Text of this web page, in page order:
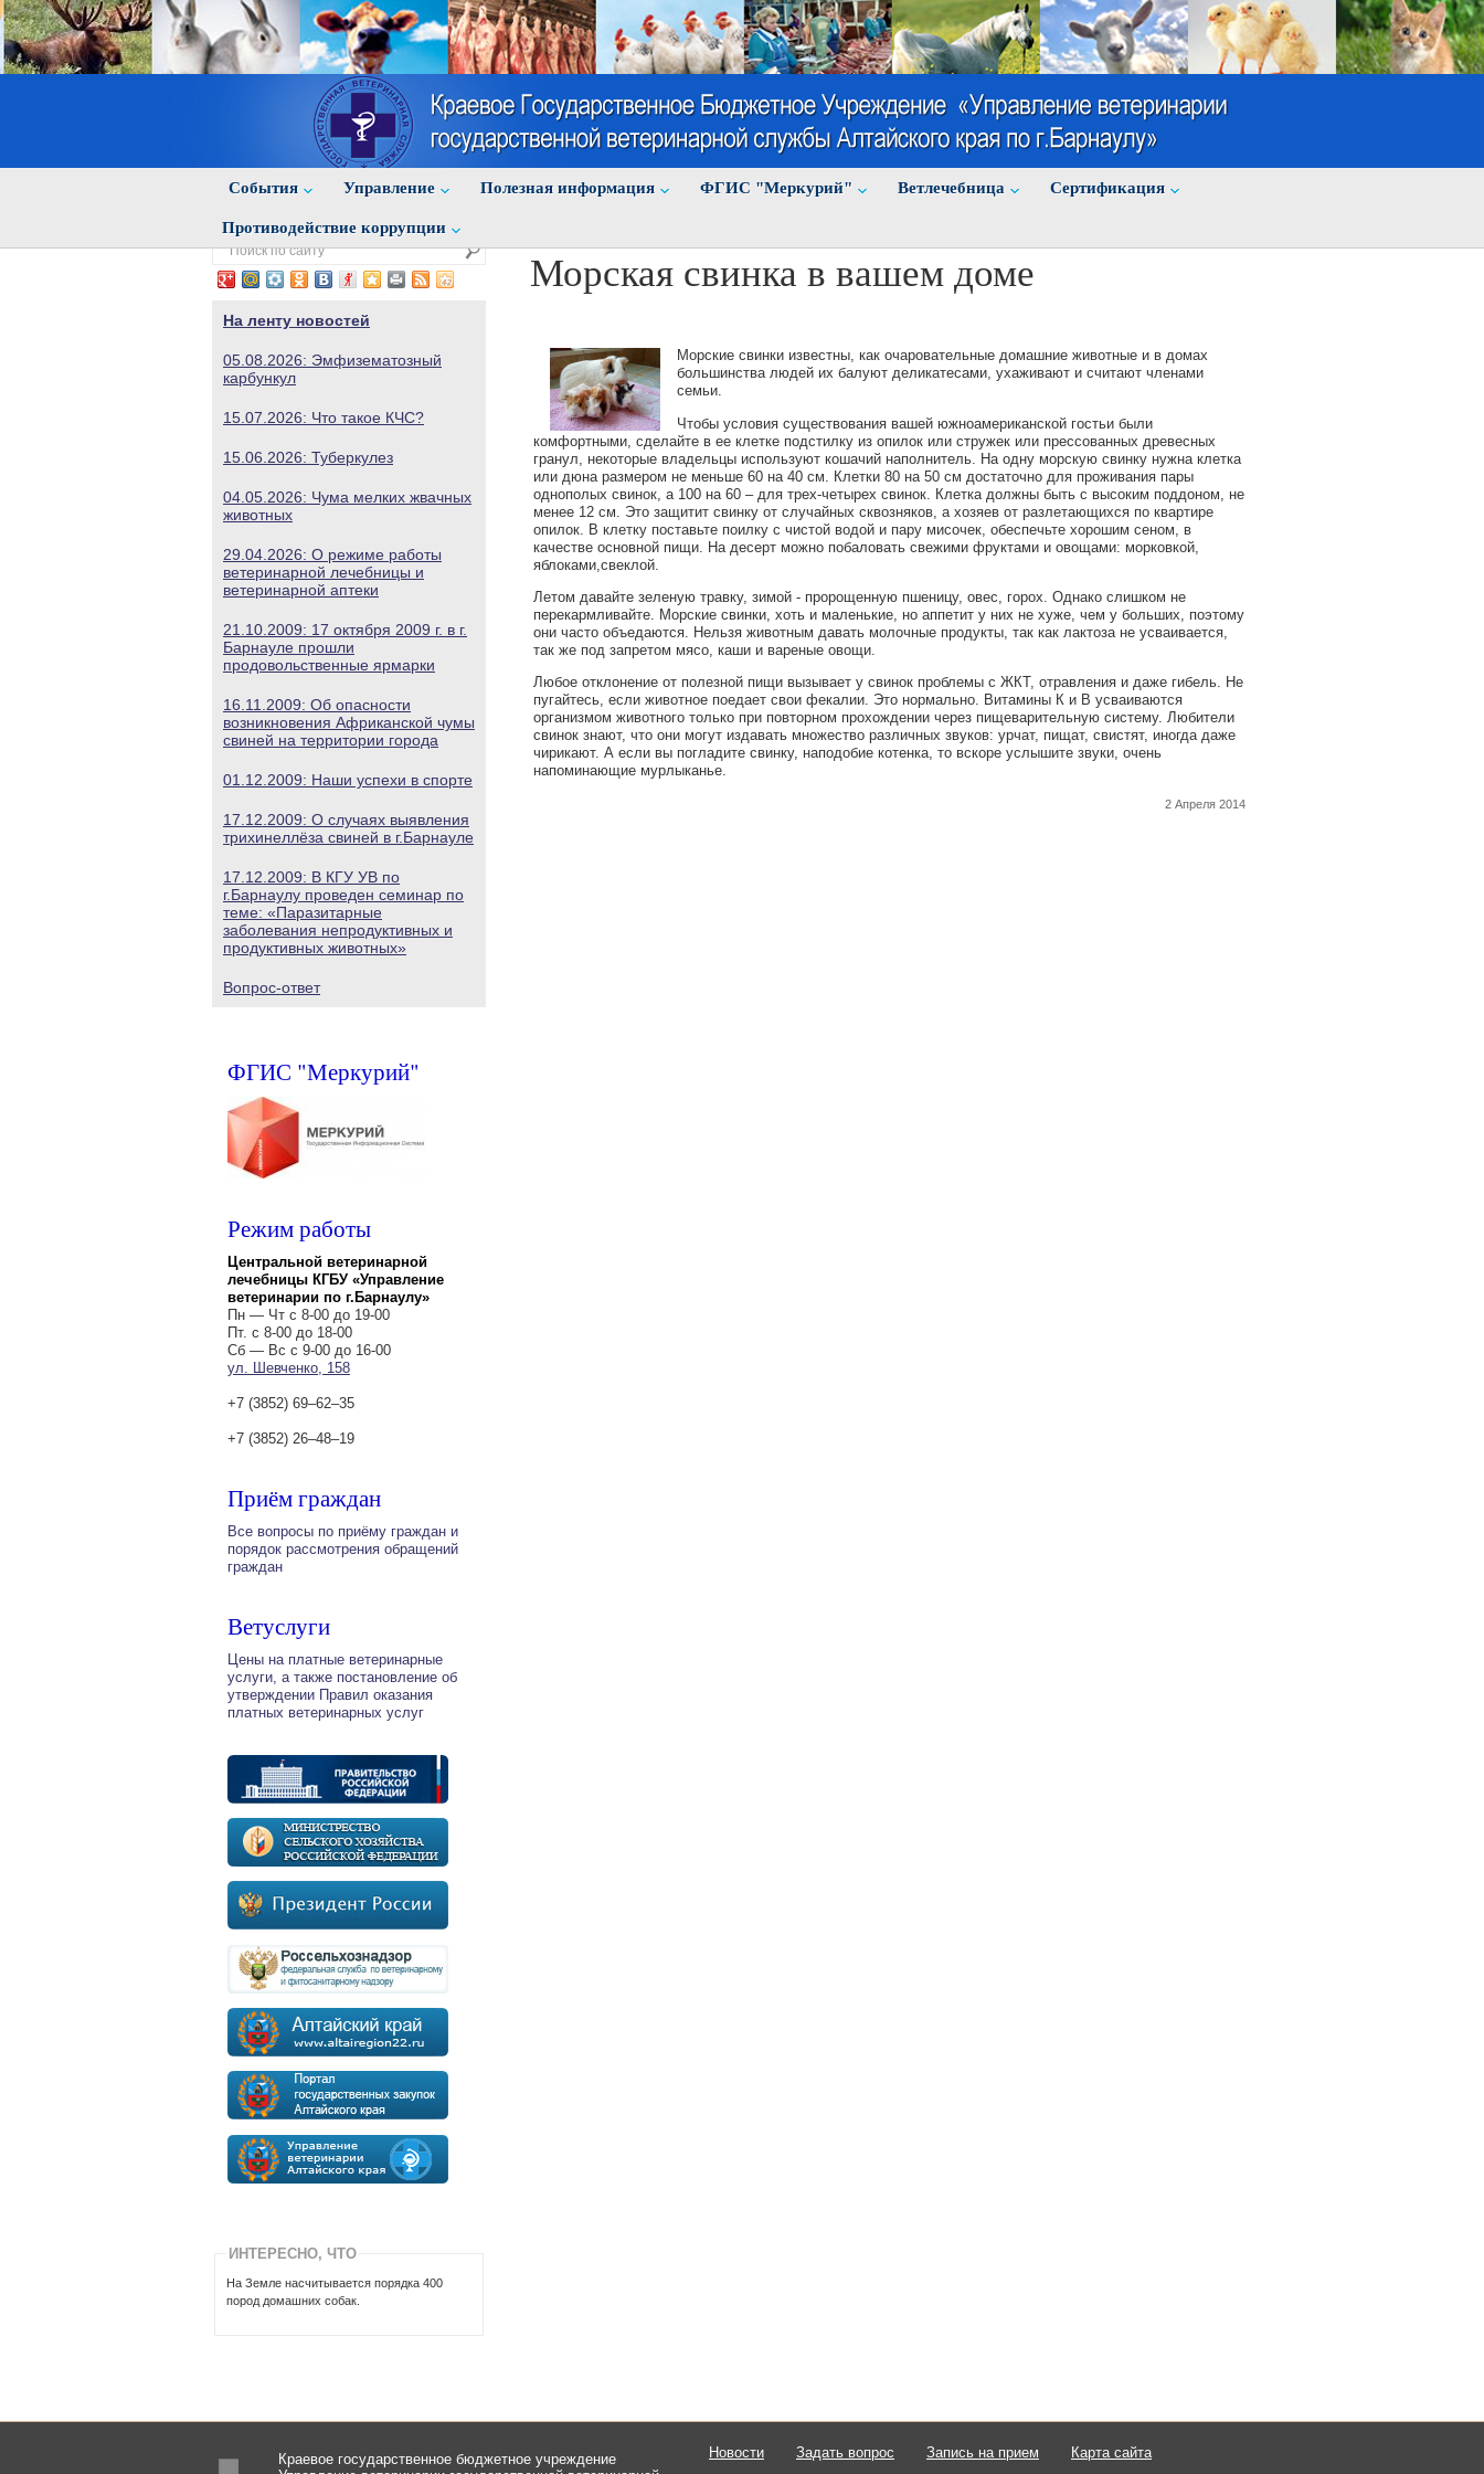
События Управление Полезная информация ФГИС "Меркурий" Ветлечебница Cертификация
Противодействие коррупции
На ленту новостей
05.08.2026: Эмфизематозный
карбункул
15.07.2026: Что такое КЧС?
15.06.2026: Туберкулез
04.05.2026: Чума мелких жвачных
животных
29.04.2026: О режиме работы
ветеринарной лечебницы и
ветеринарной аптеки
21.10.2009: 17 октября 2009 г. в г.
Барнауле прошли
продовольственные ярмарки
16.11.2009: Об опасности
возникновения Африканской чумы
свиней на территории города
01.12.2009: Наши успехи в спорте
17.12.2009: О случаях выявления
трихинеллёза свиней в г.Барнауле
17.12.2009: В КГУ УВ по
г.Барнаулу проведен семинар по
теме: «Паразитарные
заболевания непродуктивных и
продуктивных животных»
Вопрос-ответ
ФГИС "Меркурий"
Режим работы
Центральной ветеринарной
лечебницы КГБУ «Управление
ветеринарии по г.Барнаулу»
Пн — Чт с 8-00 до 19-00
Пт. с 8-00 до 18-00
Сб — Вс с 9-00 до 16-00
ул. Шевченко, 158
+7 (3852) 69‒62‒35
+7 (3852) 26‒48‒19
Приём граждан
Все вопросы по приёму граждан и
порядок рассмотрения обращений
граждан
Ветуслуги
Цены на платные ветеринарные
услуги, а также постановление об
утверждении Правил оказания
платных ветеринарных услуг
ИНТЕРЕСНО, ЧТО
На Земле насчитывается порядка 400
пород домашних собак.
Морская свинка в вашем доме
Морские свинки известны, как очаровательные домашние животные и в домах
большинства людей их балуют деликатесами, ухаживают и считают членами
семьи.
Чтобы условия существования вашей южноамериканской гостьи были
комфортными, сделайте в ее клетке подстилку из опилок или стружек или прессованных древесных
гранул, некоторые владельцы используют кошачий наполнитель. На одну морскую свинку нужна клетка
или дюна размером не меньше 60 на 40 см. Клетки 80 на 50 см достаточно для проживания пары
однополых свинок, а 100 на 60 – для трех-четырех свинок. Клетка должны быть с высоким поддоном, не
менее 12 см. Это защитит свинку от случайных сквозняков, а хозяев от разлетающихся по квартире
опилок. В клетку поставьте поилку с чистой водой и пару мисочек, обеспечьте хорошим сеном, в
качестве основной пищи. На десерт можно побаловать свежими фруктами и овощами: морковкой,
яблоками,свеклой.
Летом давайте зеленую травку, зимой - пророщенную пшеницу, овес, горох. Однако слишком не
перекармливайте. Морские свинки, хоть и маленькие, но аппетит у них не хуже, чем у больших, поэтому
они часто объедаются. Нельзя животным давать молочные продукты, так как лактоза не усваивается,
так же под запретом мясо, каши и вареные овощи.
Любое отклонение от полезной пищи вызывает у свинок проблемы с ЖКТ, отравления и даже гибель. Не
пугайтесь, если животное поедает свои фекалии. Это нормально. Витамины К и В усваиваются
организмом животного только при повторном прохождении через пищеварительную систему. Любители
свинок знают, что они могут издавать множество различных звуков: урчат, пищат, свистят, иногда даже
чирикают. А если вы погладите свинку, наподобие котенка, то вскоре услышите звуки, очень
напоминающие мурлыканье.
2 Апреля 2014
Краевое государственное бюджетное учреждение
Новости Задать вопрос Запись на прием Карта сайта